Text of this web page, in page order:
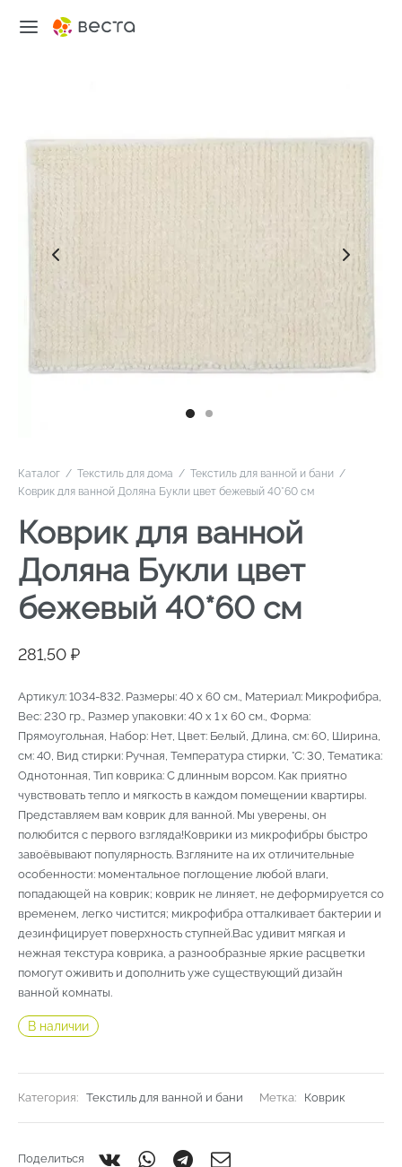
Каталог / Текстиль для дома / Текстиль для ванной и бани /
Коврик для ванной Доляна Букли цвет бежевый 40*60 см
Коврик для ванной
Доляна Букли цвет
бежевый 40*60 см
281,50 ₽
Артикул: 1034-832. Размеры: 40 x 60 см., Материал: Микрофибра,
Вес: 230 гр., Размер упаковки: 40 x 1 x 60 см., Форма:
Прямоугольная, Набор: Нет, Цвет: Белый, Длина, см: 60, Ширина,
см: 40, Вид стирки: Ручная, Температура стирки, °C: 30, Тематика:
Однотонная, Тип коврика: С длинным ворсом. Как приятно
чувствовать тепло и мягкость в каждом помещении квартиры.
Представляем вам коврик для ванной. Мы уверены, он
полюбится с первого взгляда!Коврики из микрофибры быстро
завоёвывают популярность. Взгляните на их отличительные
особенности: моментальное поглощение любой влаги,
попадающей на коврик; коврик не линяет, не деформируется со
временем, легко чистится; микрофибра отталкивает бактерии и
дезинфицирует поверхность ступней.Вас удивит мягкая и
нежная текстура коврика, а разнообразные яркие расцветки
помогут оживить и дополнить уже существующий дизайн
ванной комнаты.
В наличии
Категория: Текстиль для ванной и бани Метка: Коврик
Поделиться